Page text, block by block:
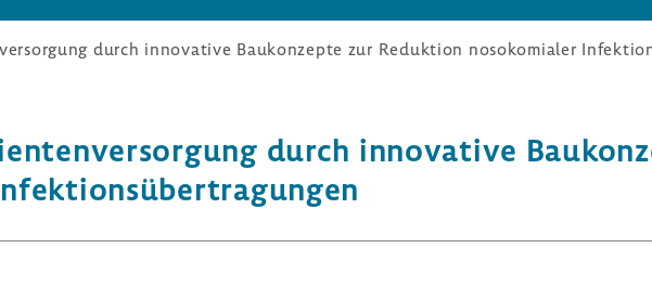
durch innovative Baukonzepte zur Reduktion nosokomialer
durch inno­va­tive